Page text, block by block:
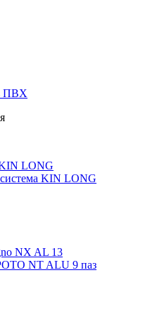
ПВХ
LONG
KIN LONG
NX AL 13
NT ALU 9 паз